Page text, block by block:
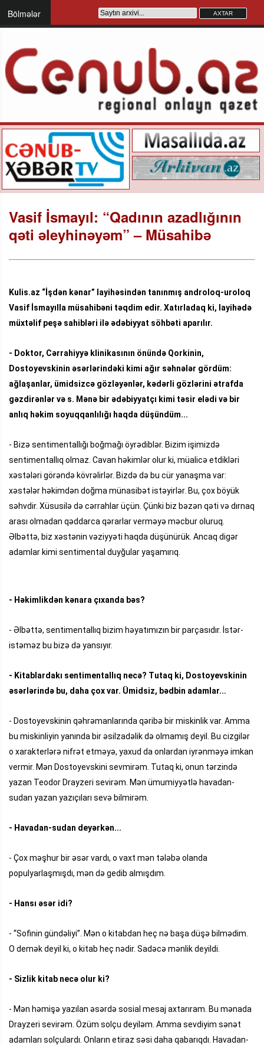
Bölmələr
Vasif İsmayıl: “Qadının azadlığının
qəti əleyhinəyəm” – Müsahibə
Kulis.az “İşdən kənar” layihəsindən tanınmış androloq-uroloq
Vasif İsmayılla müsahibəni təqdim edir. Xatırladaq ki, layihədə
müxtəlif peşə sahibləri ilə ədəbiyyat söhbəti aparılır.
- Doktor, Cərrahiyyə klinikasının önündə Qorkinin,
Dostoyevskinin əsərlərindəki kimi ağır səhnələr gördüm:
ağlaşanlar, ümidsizcə gözləyənlər, kədərli gözlərini ətrafda
gəzdirənlər və s. Mənə bir ədəbiyyatçı kimi təsir elədi və bir
anlıq həkim soyuqqanlılığı haqda düşündüm...
- Bizə sentimentallığı boğmağı öyrədiblər. Bizim işimizdə
sentimentallıq olmaz. Cavan həkimlər olur ki, müalicə etdikləri
xəstələri görəndə kövrəlirlər. Bizdə də bu cür yanaşma var:
xəstələr həkimdən doğma münasibət istəyirlər. Bu, çox böyük
səhvdir. Xüsusilə də cərrahlar üçün. Çünki biz bəzən qəti və dırnaq
arası olmadan qəddarca qərarlar verməyə məcbur oluruq.
Əlbəttə, biz xəstənin vəziyyəti haqda düşünürük. Ancaq digər
adamlar kimi sentimental duyğular yaşamırıq.
- Həkimlikdən kənara çıxanda bəs?
- Əlbəttə, sentimentallıq bizim həyatımızın bir parçasıdır. İstər-
istəməz bu bizə də yansıyır.
- Kitablardakı sentimentallıq necə? Tutaq ki, Dostoyevskinin
əsərlərində bu, daha çox var. Ümidsiz, bədbin adamlar...
- Dostoyevskinin qəhrəmanlarında qəribə bir miskinlik var. Amma
bu miskinliyin yanında bir əsilzadəlik də olmamış deyil. Bu cizgilər
o xarakterlərə nifrət etməyə, yaxud da onlardan iyrənməyə imkan
vermir. Mən Dostoyevskini sevmirəm. Tutaq ki, onun tərzində
yazan Teodor Drayzeri sevirəm. Mən ümumiyyətlə havadan-
sudan yazan yazıçıları sevə bilmirəm.
- Havadan-sudan deyərkən...
- Çox məşhur bir əsər vardı, o vaxt mən tələbə olanda
populyarlaşmışdı, mən də gedib almışdım.
- Hansı əsər idi?
- “Sofinin gündəliyi”. Mən o kitabdan heç nə başa düşə bilmədim.
O demək deyil ki, o kitab heç nədir. Sadəcə mənlik deyildi.
- Sizlik kitab necə olur ki?
- Mən həmişə yazılan əsərdə sosial mesaj axtarıram. Bu mənada
Drayzeri sevirəm. Özüm solçu deyiləm. Amma sevdiyim sənət
adamları solçulardı. Onların etiraz səsi daha qabarıqdı. Havadan-